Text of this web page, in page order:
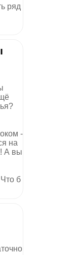
ряд
-
на
А вы
б